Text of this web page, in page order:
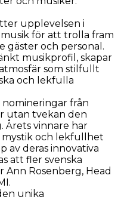
upplevelsen i
för att trolla fram
gäster och personal.
musikprofil, skapar
som stilfullt
och lekfulla
nomineringar från
utan tvekan den
Årets vinnare har
mystik och lekfullhet
av deras innovativa
att fler svenska
Ann Rosenberg, Head
unika